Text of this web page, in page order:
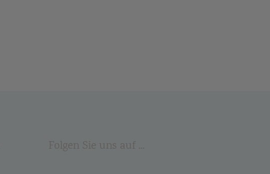
Folgen Sie uns auf ...